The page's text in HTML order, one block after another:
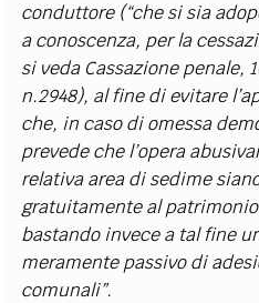
conduttore (“che si sia
a conoscenza, per la
si veda Cassazione penale,
n.2948), al fine di evitare
che, in caso di omessa
prevede che l’opera
relativa area di sedime
gratuitamente al
bastando invece a tal fine
meramente passivo di
comunali”.